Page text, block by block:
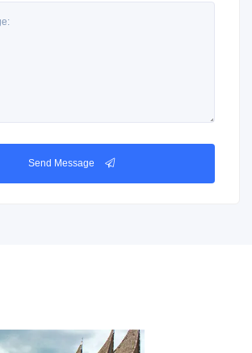
Send Message